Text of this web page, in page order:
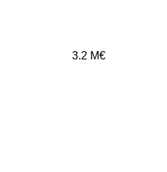
3.2 M€